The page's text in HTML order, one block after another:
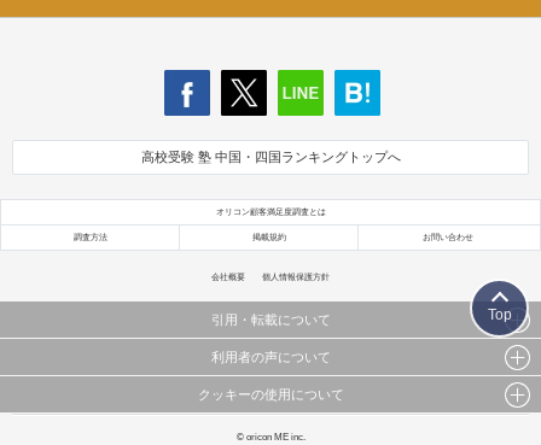
高校受験 塾 中国・四国ランキングトップへ
オリコン顧客満足度調査とは
調査方法 掲載規約 お問い合わせ
会社概要 個人情報保護方針
引用・転載について
当サイトで公開されている情報（文字、写真、イラスト、画像データ等）及びこれらの配置・
これらの情報を権利者の許可なく無断転載・複製などの二次利用を行うことは固く禁じており
利用者の声について
当サイトに掲載している内容はすべてサービスの利用者が提出された見解・感想です。
弊社の見解・ 意見ではないことをご理解いただいた上でご覧ください。
クッキーの使用について
このサイトでは Cookie を使用して、ユーザーに合わせたコンテンツや広告の表示、ソーシャル
© oricon ME inc.
Top